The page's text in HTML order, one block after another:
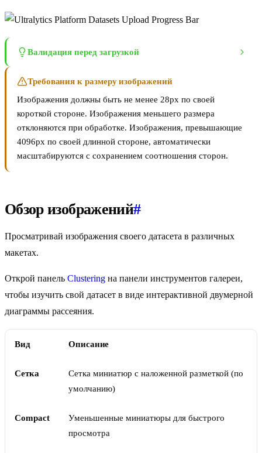
Валидация перед загрузкой
Требования к размеру изображений
Изображения должны быть не менее 28px по своей
короткой стороне. Изображения меньшего размера
отклоняются при обработке. Изображения, превышающие
4096px по своей длинной стороне, автоматически
масштабируются с сохранением соотношения сторон.
Обзор изображений#
Просматривай изображения своего датасета в различных
макетах.
Открой панель Clustering на панели инструментов галереи,
чтобы изучить свой датасет в виде интерактивной двумерной
диаграммы рассеяния.
Вид Описание
Сетка
Сетка миниатюр с наложенной разметкой (по
умолчанию)
Compact
Уменьшенные миниатюры для быстрого
просмотра